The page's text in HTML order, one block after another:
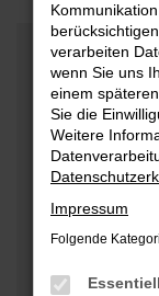
Fehler:
Beim Laden ist
Hier sind ein
Überprüfe
Laden
Manche
verarbeiten
wenn Sie uns
einem
Sie die
Weitere
Impressum
Folgende
Essentiell